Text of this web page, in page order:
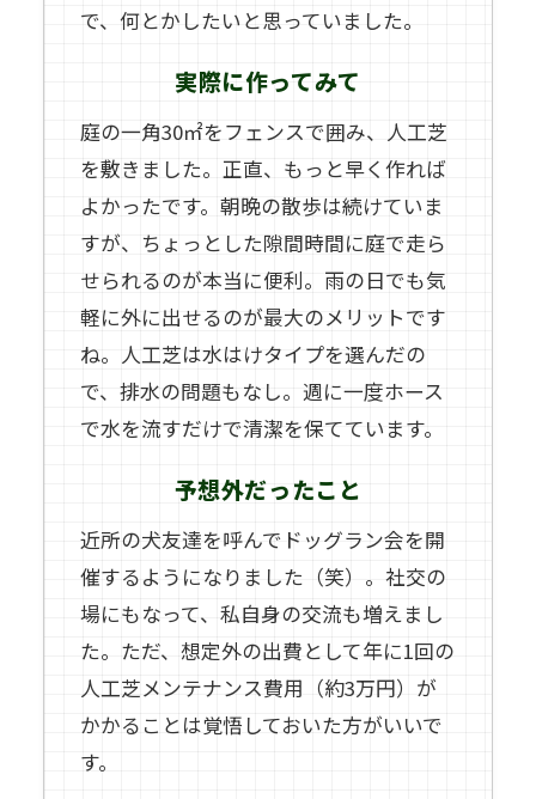
で、何とかしたいと思っていました。
実際に作ってみて
庭の一角30㎡をフェンスで囲み、人工芝
を敷きました。正直、もっと早く作れば
よかったです。朝晩の散歩は続けていま
すが、ちょっとした隙間時間に庭で走ら
せられるのが本当に便利。雨の日でも気
軽に外に出せるのが最大のメリットです
ね。人工芝は水はけタイプを選んだの
で、排水の問題もなし。週に一度ホース
で水を流すだけで清潔を保てています。
予想外だったこと
近所の犬友達を呼んでドッグラン会を開
催するようになりました（笑）。社交の
場にもなって、私自身の交流も増えまし
た。ただ、想定外の出費として年に1回の
人工芝メンテナンス費用（約3万円）が
かかることは覚悟しておいた方がいいで
す。